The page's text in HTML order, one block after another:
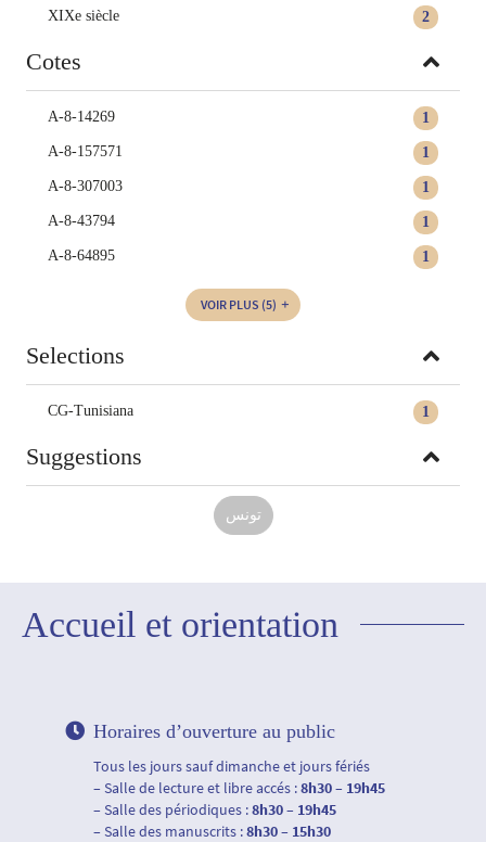
2
XIXe siècle
Cotes
1
A-8-14269
1
A-8-157571
1
A-8-307003
1
A-8-43794
1
A-8-64895
VOIR PLUS (5)
Selections
1
CG-Tunisiana
Suggestions
تونس
Accueil et orientation
Horaires d’ouverture au public
Tous les jours sauf dimanche et jours fériés
– Salle de lecture et libre accés :8h30 – 19h45
– Salle des périodiques :8h30 – 19h45
– Salle des manuscrits :8h30 – 15h30